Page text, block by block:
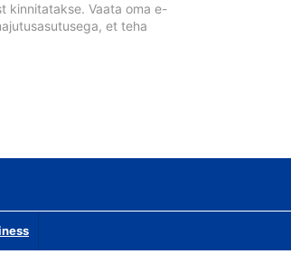
kinnitatakse. Vaata oma e-
et teha